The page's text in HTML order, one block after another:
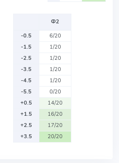
Ф2
-0.5
6/20
-1.5
1/20
-2.5
1/20
-3.5
1/20
-4.5
1/20
-5.5
0/20
+0.5
14/20
+1.5
16/20
+2.5
17/20
+3.5
20/20